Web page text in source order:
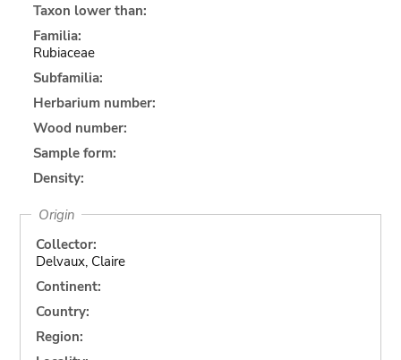
Taxon lower than:
Familia:
Rubiaceae
Subfamilia:
Herbarium number:
Wood number:
Sample form:
Density:
Origin
Collector:
Delvaux, Claire
Continent:
Country:
Region: